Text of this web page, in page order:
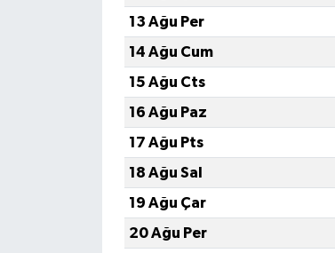
13 Ağu Per
14 Ağu Cum
15 Ağu Cts
16 Ağu Paz
17 Ağu Pts
18 Ağu Sal
19 Ağu Çar
20 Ağu Per